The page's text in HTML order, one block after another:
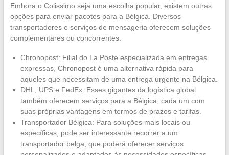
Embora o Colissimo seja uma escolha popular, existem outras
opções para enviar pacotes para a Bélgica. Diversos
transportadores e serviços de mensageria oferecem soluções
complementares ou concorrentes.
Chronopost: Filial do La Poste especializada em entregas
expressas, Chronopost é uma alternativa rápida para
aqueles que necessitam de uma entrega urgente na Bélgica.
DHL, UPS e FedEx: Esses gigantes da logística global
também oferecem serviços para a Bélgica, cada um com
suas próprias vantagens em termos de prazos e tarifas.
Transportador Bélgica: Para soluções mais locais ou
específicas, pode ser interessante recorrer a um
transportador belga, que poderá oferecer serviços